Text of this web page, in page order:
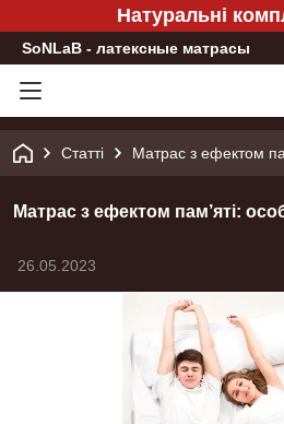
Натуральні
SoNLaB - латексные матрасы
Статті Матрас з ефектом
Матрас з ефектом пам’яті:
26.05.2023